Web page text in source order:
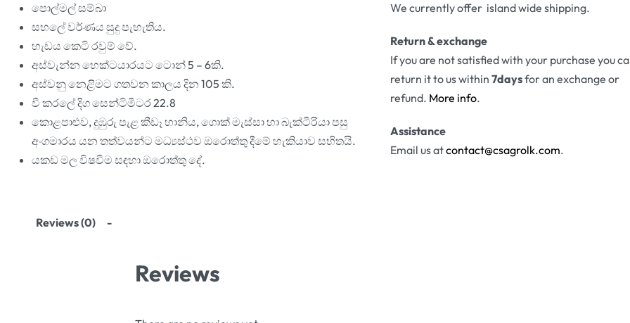
පොල්මල් සම්බා
සහලේ වර්ණය සුදු පැහැතිය.
හැඩය කෙටි රවුම් වේ.
අස්වැන්න හෙක්ටයාරයට ටොන් 5 – 6කි.
අස්වනු නෙළිමට ගතවන කාලය දින 105 කි.
වී කරලේ දිග සෙන්ටිමීටර 22.8
කොළපාළුව, දුඹුරු පැළ කීඩෑ හානිය, ගොක් මැස්සා හා බැක්ටීරියා පසු
අංගමාරය යන තත්වයන්ට මධ්‍යස්ථව ඔරොත්තු දීමේ හැකියාව සහිතයි.
යකඩ මල විෂවීම සඳහා ඔරොත්තු දේ.
We currently offer island wide shipping.
Return & exchange
If you are not satisfied with your purchase you
return it to us within 7daysfor an exchange or
refund. More info.
Assistance
Email us atcontact@csagrolk.com.
Reviews (0)
Reviews